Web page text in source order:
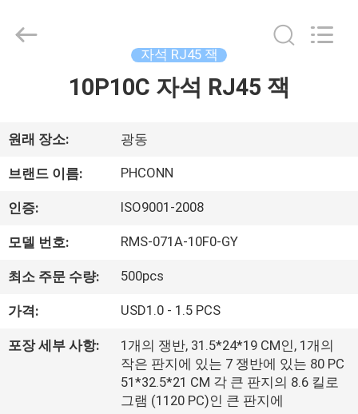
제
품
우
대
하
Dongguan
Penghui
자석 RJ45 잭
10P10C 자석 RJ45 잭
원래 장소: 광동
브랜드 이름: PHCONN
인증: ISO9001-2008
모델 번호: RMS-071A-10F0-GY
최소 주문 수량: 500pcs
가격: USD1.0 - 1.5 PCS
포장 세부 사항:
1개의 쟁반, 31.5*24*19 CM인, 1개의
작은 판지에 있는 7 쟁반에 있는 80 PC
51*32.5*21 CM 각 큰 판지의 8.6 킬로
그램 (1120 PC)인 큰 판지에